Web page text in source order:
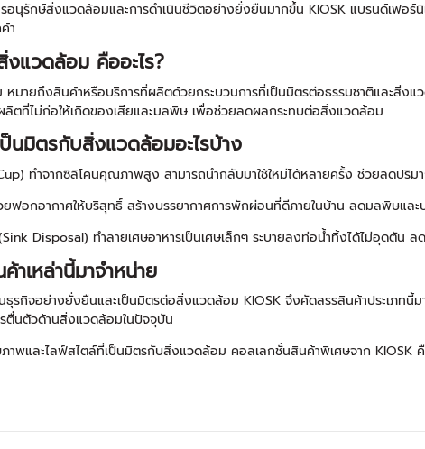
นุรักษ์สิ่งแวดล้อมและการดำเนินชีวิตอย่างยั่งยืนมากขึ้น KIOSK แบรนด์เฟอ
า
แวดล้อม คืออะไร?
ายถึงสินค้าหรือบริการที่ผลิตด้วยกระบวนการที่เป็นมิตรต่อธรรมชาติและสิ่งแ
ลิตที่ไม่ก่อให้เกิดของเสียและมลพิษ เพื่อช่วยลดผลกระทบต่อสิ่งแวดล้อม
นมิตรกับสิ่งแวดล้อมอะไรบ้าง
ทำจากซิลิโคนคุณภาพสูง สามารถนำกลับมาใช้ใหม่ได้หลายครั้ง ช่วยลดปริ
ยฟอกอากาศให้บริสุทธิ์ สร้างบรรยากาศการพักผ่อนที่ดีภายในบ้าน ลดมลพิษแล
Disposal) ทำลายเศษอาหารเป็นเศษเล็กๆ ระบายลงท่อน้ำทิ้งได้ไม่อุดตัน
าเหล่านี้มาจำหน่าย
ธุรกิจอย่างยั่งยืนและเป็นมิตรต่อสิ่งแวดล้อม KIOSK จึงคัดสรรสินค้าประเภท
นตัวด้านสิ่งแวดล้อมในปัจจุบัน
าพและไลฟ์สไตล์ที่เป็นมิตรกับสิ่งแวดล้อม คอลเลกชั่นสินค้าพิเศษจาก KIOSK